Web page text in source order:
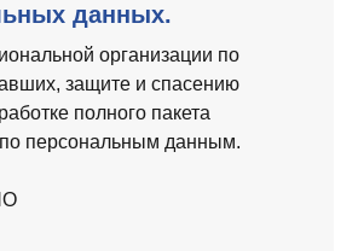
данных.
организации по
защите и спасению
полного пакета
персональным данным.